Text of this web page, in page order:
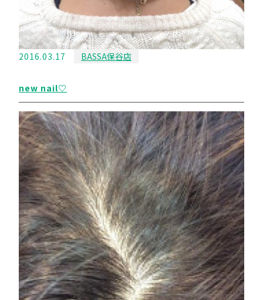
2016.03.17 BASSA保谷店
new nail♡